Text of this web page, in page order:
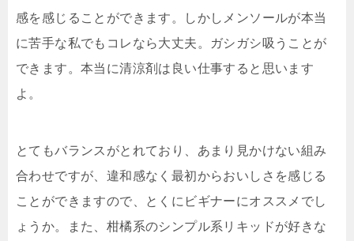
感を感じることができます。しかしメンソールが本当
に苦手な私でもコレなら大丈夫。ガシガシ吸うことが
できます。本当に清涼剤は良い仕事すると思います
よ。
とてもバランスがとれており、あまり見かけない組み
合わせですが、違和感なく最初からおいしさを感じる
ことができますので、とくにビギナーにオススメでし
ょうか。また、柑橘系のシンプル系リキッドが好きな